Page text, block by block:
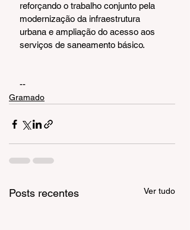
reforçando o trabalho conjunto pela
modernização da infraestrutura
urbana e ampliação do acesso aos
serviços de saneamento básico.
--
Gramado
Posts recentes Ver tudo